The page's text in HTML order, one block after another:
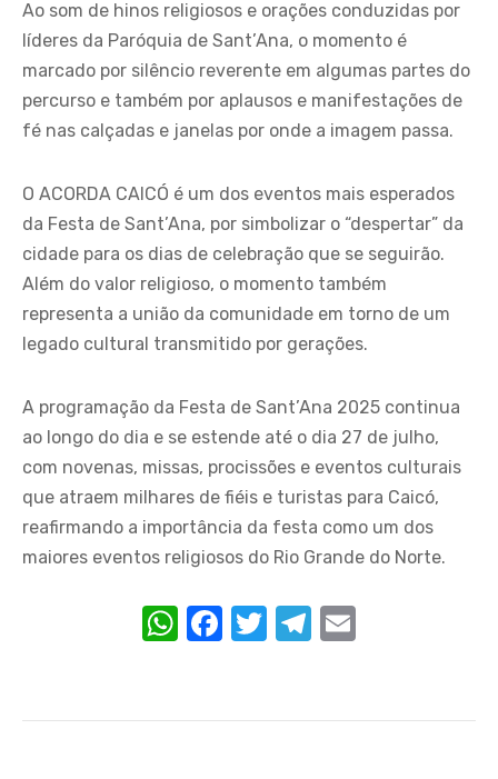
Ao som de hinos religiosos e orações conduzidas por
líderes da Paróquia de Sant’Ana, o momento é
marcado por silêncio reverente em algumas partes do
percurso e também por aplausos e manifestações de
fé nas calçadas e janelas por onde a imagem passa.
O ACORDA CAICÓ é um dos eventos mais esperados
da Festa de Sant’Ana, por simbolizar o “despertar” da
cidade para os dias de celebração que se seguirão.
Além do valor religioso, o momento também
representa a união da comunidade em torno de um
legado cultural transmitido por gerações.
A programação da Festa de Sant’Ana 2025 continua
ao longo do dia e se estende até o dia 27 de julho,
com novenas, missas, procissões e eventos culturais
que atraem milhares de fiéis e turistas para Caicó,
reafirmando a importância da festa como um dos
maiores eventos religiosos do Rio Grande do Norte.
W
s
F
e
T
te
T
gr